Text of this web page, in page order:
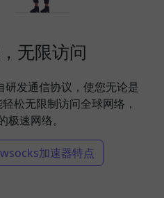
无限访问
发通信协议，使您无论是
松无限制访问全球网络，
极速网络。
加速器特点